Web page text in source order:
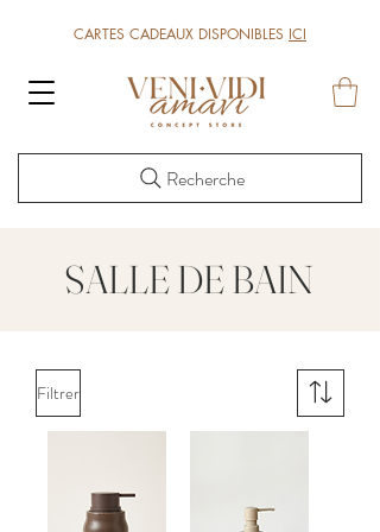
CARTES CADEAUX DISPONIBLES ICI
Recherche
SALLE DE BAIN
Filtrer